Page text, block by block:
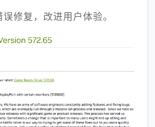
修复，改进用户体验。